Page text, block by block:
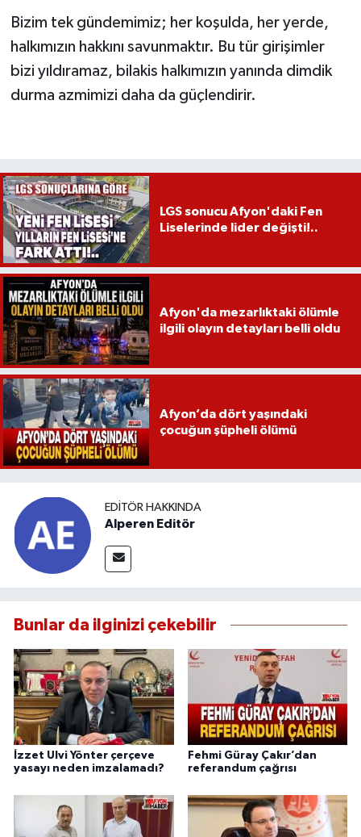
Bizim tek gündemimiz; her koşulda, her yerde,
halkımızın hakkını savunmaktır. Bu tür girişimler
bizi yıldıramaz, bilakis halkımızın yanında dimdik
durma azmimizi daha da güçlendirir.
LGS sonucu Afyon'daki Fen
Liselerinde lider değişti!..
Afyon'da mezarlıktaki ölümle
ilgili olayın detayları belli oldu
Afyon’da dört yaşındaki
çocuğun şüpheli ölümü
EDITÖR HAKKINDA
Alperen Editör
Bunlar da ilginizi çekebilir
İzzet Ulvi Yönter çerçeve
yasayı neden imzalamadı?
Fehmi Güray Çakır’dan
referandum çağrısı